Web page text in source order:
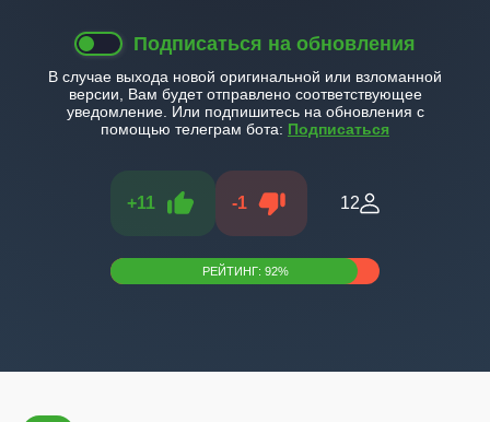
Подписаться на обновления
В случае выхода новой оригинальной или взломанной
версии, Вам будет отправлено соответствующее
уведомление. Или подпишитесь на обновления с
помощью телеграм бота: Подписаться
+11 -1 12
РЕЙТИНГ: 92%